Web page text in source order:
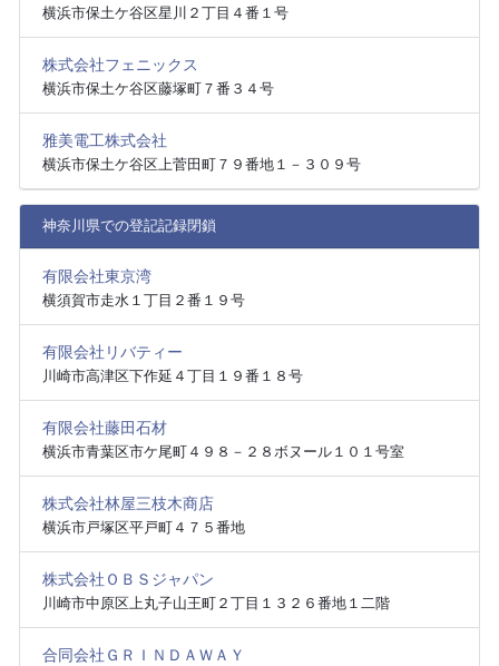
横浜市保土ケ谷区星川２丁目４番１号
株式会社フェニックス
横浜市保土ケ谷区藤塚町７番３４号
雅美電工株式会社
横浜市保土ケ谷区上菅田町７９番地１－３０９号
神奈川県での登記記録閉鎖
有限会社東京湾
横須賀市走水１丁目２番１９号
有限会社リバティー
川崎市高津区下作延４丁目１９番１８号
有限会社藤田石材
横浜市青葉区市ケ尾町４９８－２８ボヌール１０１号室
株式会社林屋三枝木商店
横浜市戸塚区平戸町４７５番地
株式会社ＯＢＳジャパン
川崎市中原区上丸子山王町２丁目１３２６番地１二階
合同会社ＧＲＩＮＤＡＷＡＹ